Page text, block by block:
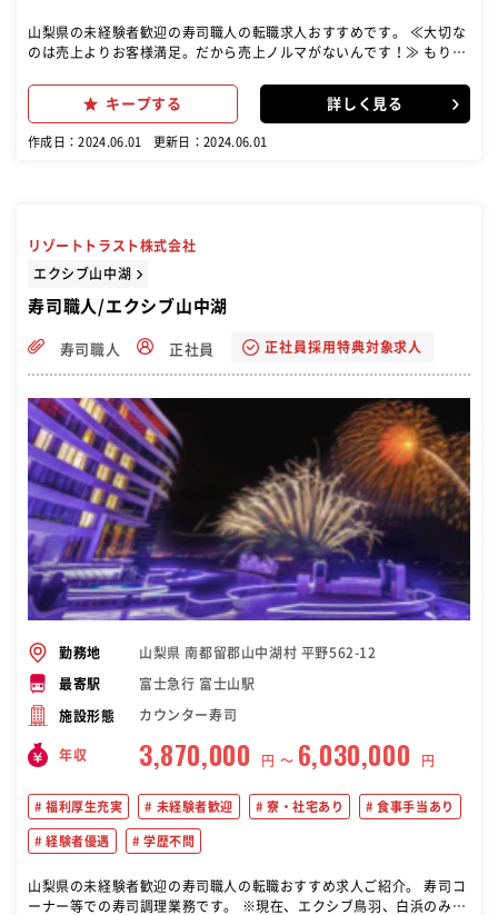
山梨県の未経験者歓迎の寿司職人の転職求人おすすめです。 ≪大切な
のは売上よりお客様満足。だから売上ノルマがないんです！≫ もりも
を主にお任せします！焼肉や居酒屋など飲食経験がある中途入社の方
も多数。お店自体、新人さんも馴染みやすい雰囲気で、勤続15年以上
の社員も多いんです！ 【具体的には…】 ・寿司を握る ・調理（魚を
やすしの握り方など熟練度を見て、必要に応じて指導させていただき
ます。 1カ月程度でお客様の前で寿司を握れるようになります。 ▼握
らいたいので、ホールや洗い場からスタート。お客さんが少ない時間
の仕込み、味噌汁具材の下処理・・・など、包丁を使わない仕事から
ご指導していきます。 （3ヶ月以降～） 調理場で、簡単な握りの用意
どをご指導します。 （半年～） 実際に回転レーンの中に入って、お客
様の前で握りを練習していきます。 魚のさばき方なども、半年以降に
適性を見ながら、段階を踏んで指導していきます。 （1年後） 店舗運
営も調理技術も身についた、一人前の寿司職人として成長！ ※その
後、店舗の店長や仕入れ管理責任者といったキャリアがあります。コ
ツコツ現場で頑張っていた寿司職人がFC店舗の社長になったケース
も！仕事の取り組み方をしっかり評価します
キープする 詳しく見る
作成日：2024.06.01 更新日：2024.06.01
リゾートトラスト株式会社
エクシブ山中湖
寿司職人/エクシブ山中湖
寿司職人 正社員 正社員採用特典対象求人
勤務地 山梨県 南都留郡山中湖村 平野562-12
最寄駅 富士急行 富士山駅
施設形態 カウンター寿司
年収 3,870,000 円 〜 6,030,000 円
福利厚生充実 未経験者歓迎 寮・社宅あり 食事手当あり
経験者優遇 学歴不問
山梨県の未経験者歓迎の寿司職人の転職おすすめ求人ご紹介。 寿司コ
ーナー等での寿司調理業務です。 ※現在、エクシブ鳥羽、白浜のみ募